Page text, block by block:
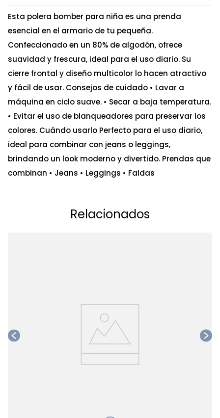
Esta polera bomber para niña es una prenda
esencial en el armario de tu pequeña.
Confeccionado en un 80% de algodón, ofrece
suavidad y frescura, ideal para el uso diario. Su
cierre frontal y diseño multicolor lo hacen atractivo
y fácil de usar. Consejos de cuidado • Lavar a
máquina en ciclo suave. • Secar a baja temperatura.
• Evitar el uso de blanqueadores para preservar los
colores. Cuándo usarlo Perfecto para el uso diario,
ideal para combinar con jeans o leggings,
brindando un look moderno y divertido. Prendas que
combinan • Jeans • Leggings • Faldas
Relacionados